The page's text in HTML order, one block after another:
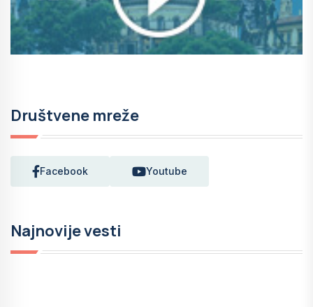
Društvene mreže
Facebook Youtube
Najnovije vesti